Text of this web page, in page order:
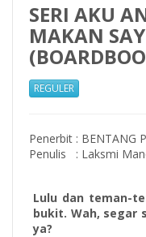
SERI AKU
MAKAN
REGULER
Penerbit : BENTANG
Penulis
: Laksmi
Lulu dan teman-
bukit. Wah, segar
ya?